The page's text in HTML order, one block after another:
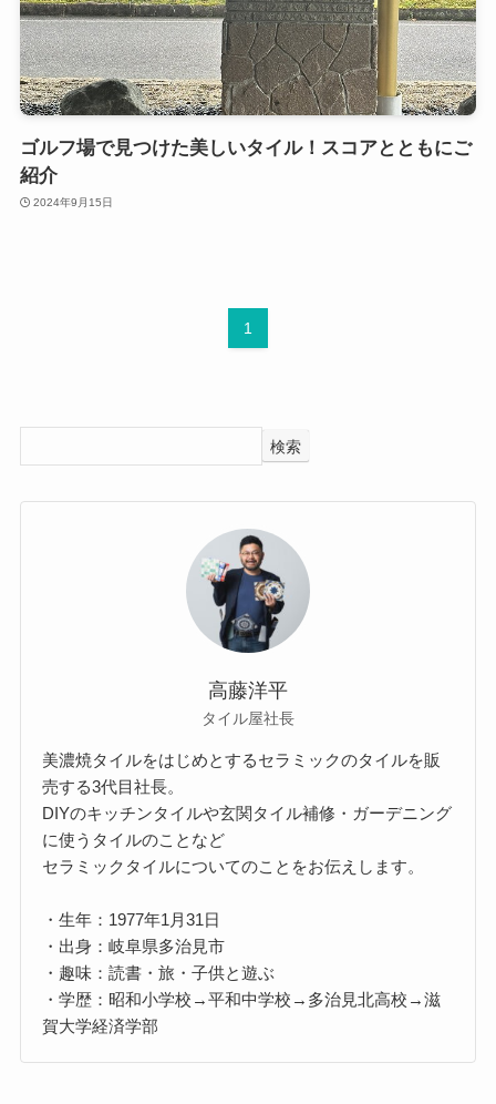
ゴルフ場で見つけた美しいタイル！スコアとともにご
紹介
2024年9月15日
1
検索
高藤洋平
タイル屋社長
美濃焼タイルをはじめとするセラミックのタイルを販
売する3代目社長。
DIYのキッチンタイルや玄関タイル補修・ガーデニング
に使うタイルのことなど
セラミックタイルについてのことをお伝えします。
・生年：1977年1月31日
・出身：岐阜県多治見市
・趣味：読書・旅・子供と遊ぶ
・学歴：昭和小学校→平和中学校→多治見北高校→滋
賀大学経済学部